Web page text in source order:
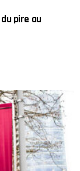
pire au